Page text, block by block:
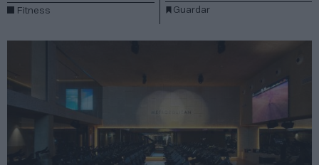
Fitness Guardar